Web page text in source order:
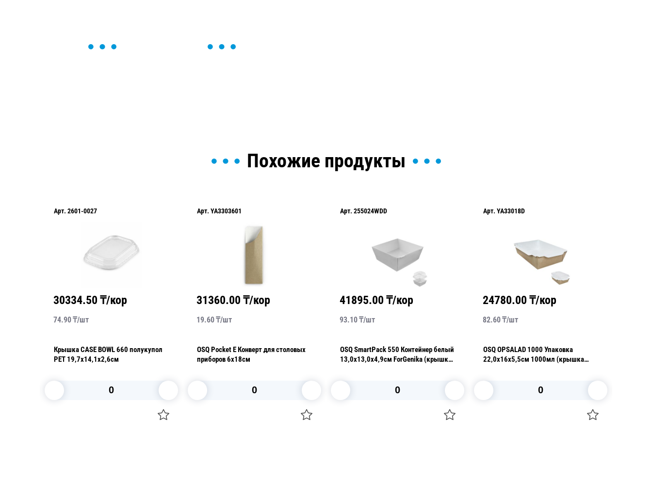
Похожие продукты
Арт. 2601-0027
30334.50 ₸/кор
74.90₸/шт
Крышка CASE BOWL 660 полукупол
PET 19,7х14,1х2,6см
Арт. YA3303601
31360.00 ₸/кор
19.60₸/шт
OSQ Pocket E Конверт для столовых
приборов 6х18см
Арт. 255024WDD
41895.00 ₸/кор
93.10₸/шт
OSQ SmartPack 550 Контейнер белый
13,0х13,0х4,9см ForGenika (крышка
Арт. YA33018D
24780.00 ₸/кор
82.60₸/шт
OSQ OPSALAD 1000 Упаковка
22,0х16х5,5см 1000мл (крышка